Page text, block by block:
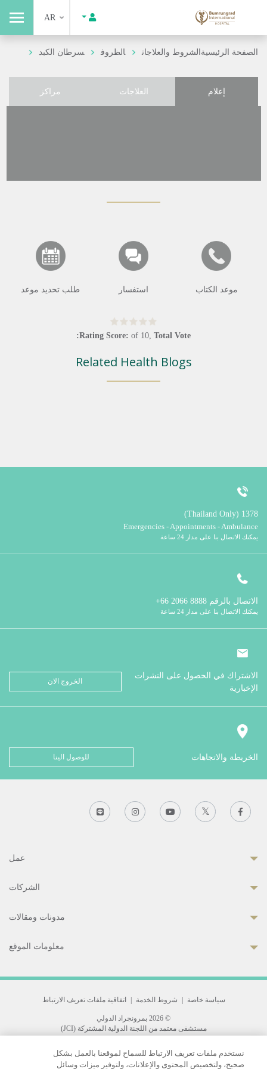
AR
الصفحة الرئيسيةالشروط والعلاجات الظروف سرطان الكبد
إعلام العلاجات مراكز
موعد الكتاب استفسار طلب تحديد موعد
Rating Score: of 10, Total Vote:
Related Health Blogs
1378 (Thailand Only)
Emergencies - Appointments - Ambulance
يمكنك الاتصال بنا على مدار 24 ساعة
الاتصال بالرقم
يمكنك الاتصال بنا على مدار 24 ساعة
الاشتراك في الحصول على النشرات
الإخبارية
الخروج الان
الخريطة والاتجاهات للوصول الينا
عمل
الشركات
مدونات ومقالات
معلومات الموقع
سياسة خاصة شروط الخدمة اتفاقية ملفات تعريف الارتباط
© 2026 بمرونجراد الدولي
مستشفى معتمد من اللجنة الدولية المشتركة (JCI)
33 Sukhumvit 3, Wattana, Bangkok 10110 Thailand.
All rights reserved.
نستخدم ملفات تعريف الارتباط للسماح لموقعنا بالعمل بشكل
صحيح، ولتخصيص المحتوى والإعلانات، ولتوفير ميزات وسائل